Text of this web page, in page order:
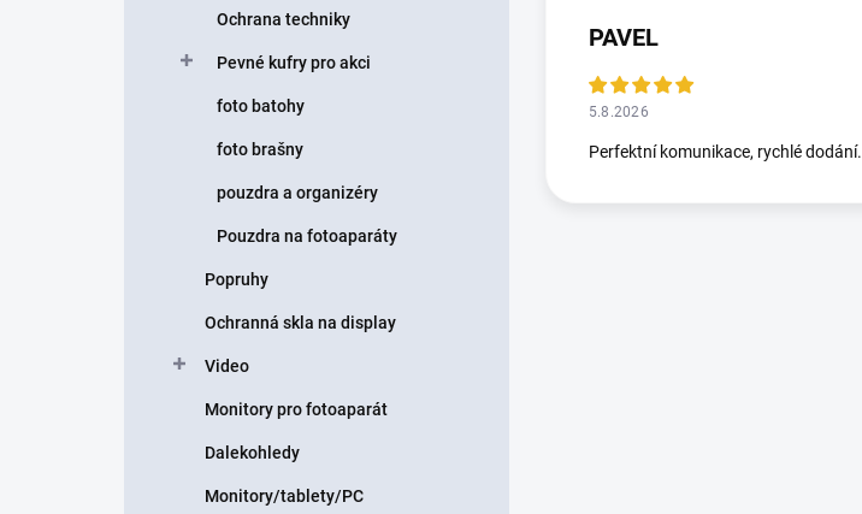
Ochrana techniky
Pevné kufry pro akci
foto batohy
foto brašny
pouzdra a organizéry
Pouzdra na fotoaparáty
Popruhy
Ochranná skla na display
Video
Monitory pro fotoaparát
Dalekohledy
Monitory/tablety/PC
PAVEL
5.8.2026
Perfektní komunikace, rychlé dodání.